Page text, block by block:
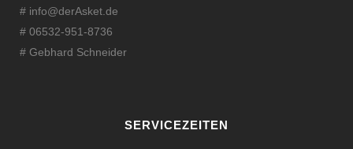
# info@derAsket.de
# 06532-951-8736
# Gebhard Schneider
SERVICEZEITEN